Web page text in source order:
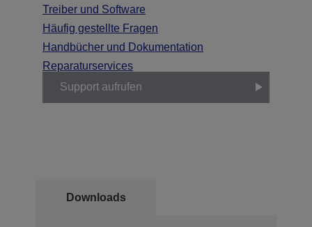
Treiber und Software
Häufig gestellte Fragen
Handbücher und Dokumentation
Reparaturservices
Support aufrufen
Downloads